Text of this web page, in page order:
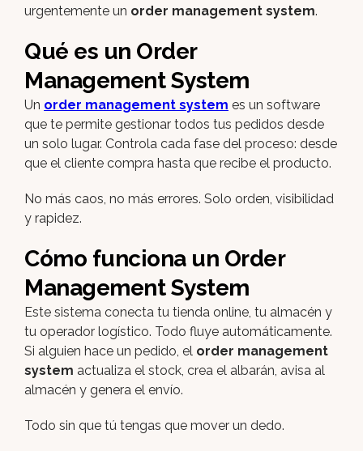
urgentemente un order management system.
Qué es un Order
Management System
Un order management system es un software
que te permite gestionar todos tus pedidos desde
un solo lugar. Controla cada fase del proceso: desde
que el cliente compra hasta que recibe el producto.
No más caos, no más errores. Solo orden, visibilidad
y rapidez.
Cómo funciona un Order
Management System
Este sistema conecta tu tienda online, tu almacén y
tu operador logístico. Todo fluye automáticamente.
Si alguien hace un pedido, el order management
system actualiza el stock, crea el albarán, avisa al
almacén y genera el envío.
Todo sin que tú tengas que mover un dedo.